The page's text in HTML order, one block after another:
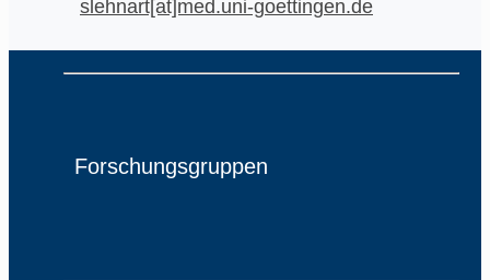
slehnart[at]med.uni-goettingen.de
Forschungsgruppen